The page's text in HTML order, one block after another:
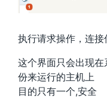
执行请求操作，连
这个界面只会出现
份来运行的主机上
目的只有一个,安全